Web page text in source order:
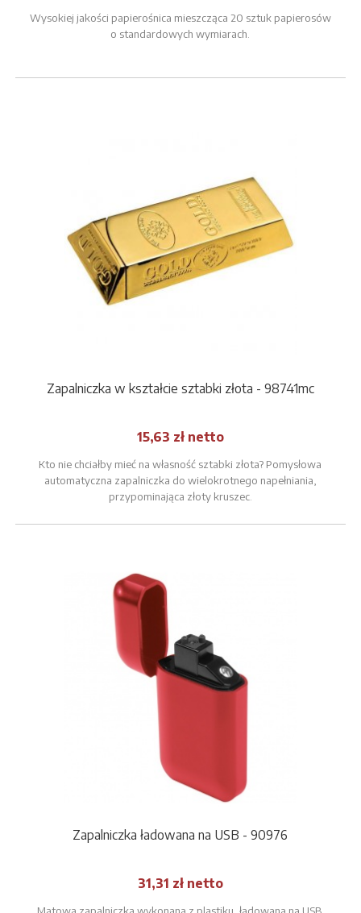
Wysokiej jakości papierośnica mieszcząca 20 sztuk papierosów
o standardowych wymiarach.
Zapalniczka w kształcie sztabki złota - 98741mc
15,63 zł netto
Kto nie chciałby mieć na własność sztabki złota? Pomysłowa
automatyczna zapalniczka do wielokrotnego napełniania,
przypominająca złoty kruszec.
Zapalniczka ładowana na USB - 90976
31,31 zł netto